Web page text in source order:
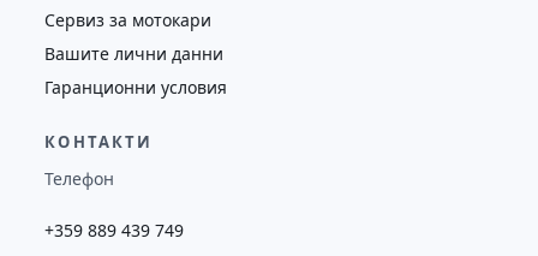
Сервиз за мотокари
Вашите лични данни
Гаранционни условия
КОНТАКТИ
Телефон
+359 889 439 749